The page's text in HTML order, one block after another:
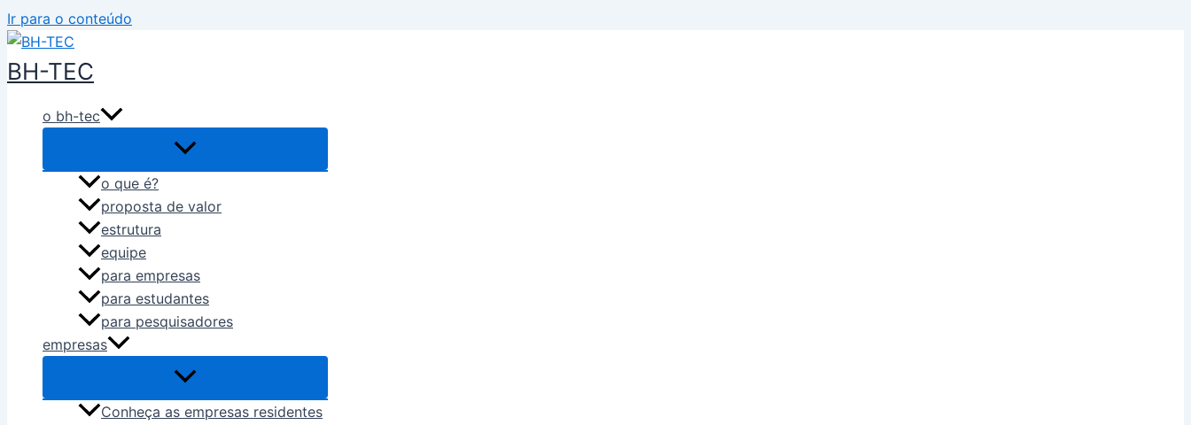
Ir para o conteúdo
BH-TEC
o bh-tec
o que é?
proposta de valor
estrutura
equipe
para empresas
para estudantes
para pesquisadores
empresas
Conheça as empresas residentes